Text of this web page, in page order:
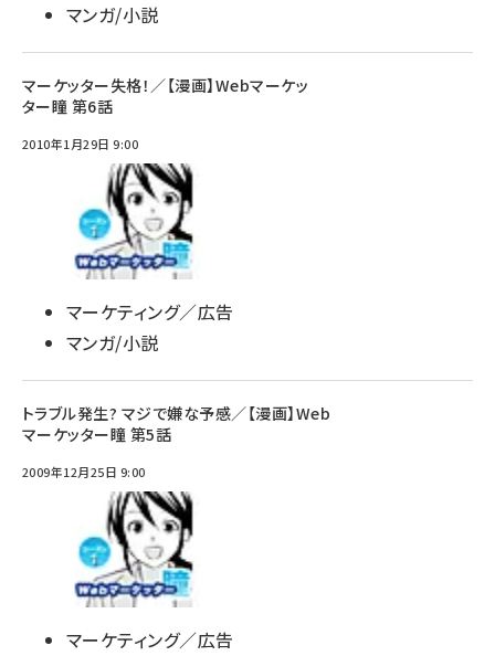
マンガ/小説
マーケッター失格！／【漫画】Webマーケッ
ター瞳 第6話
2010年1月29日 9:00
マーケティング／広告
マンガ/小説
トラブル発生? マジで嫌な予感／【漫画】Web
マーケッター瞳 第5話
2009年12月25日 9:00
マーケティング／広告